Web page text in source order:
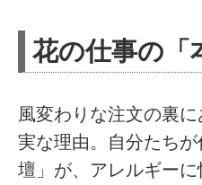
花の仕事の「
風変わりな注文の裏
実な理由。自分たち
壇」が、アレルギー